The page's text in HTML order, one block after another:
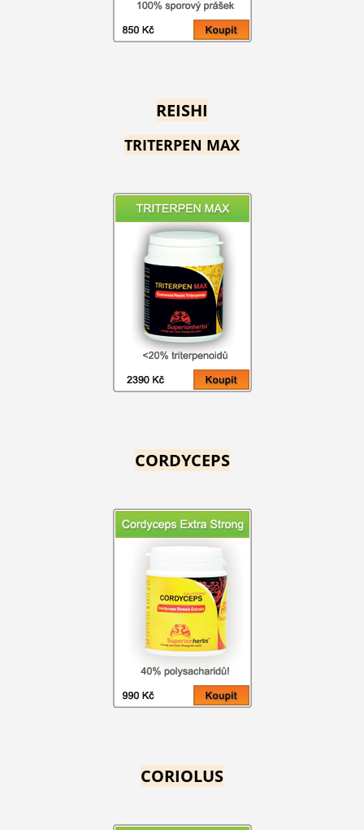
REISHI
TRITERPEN MAX
CORDYCEPS
CORIOLUS